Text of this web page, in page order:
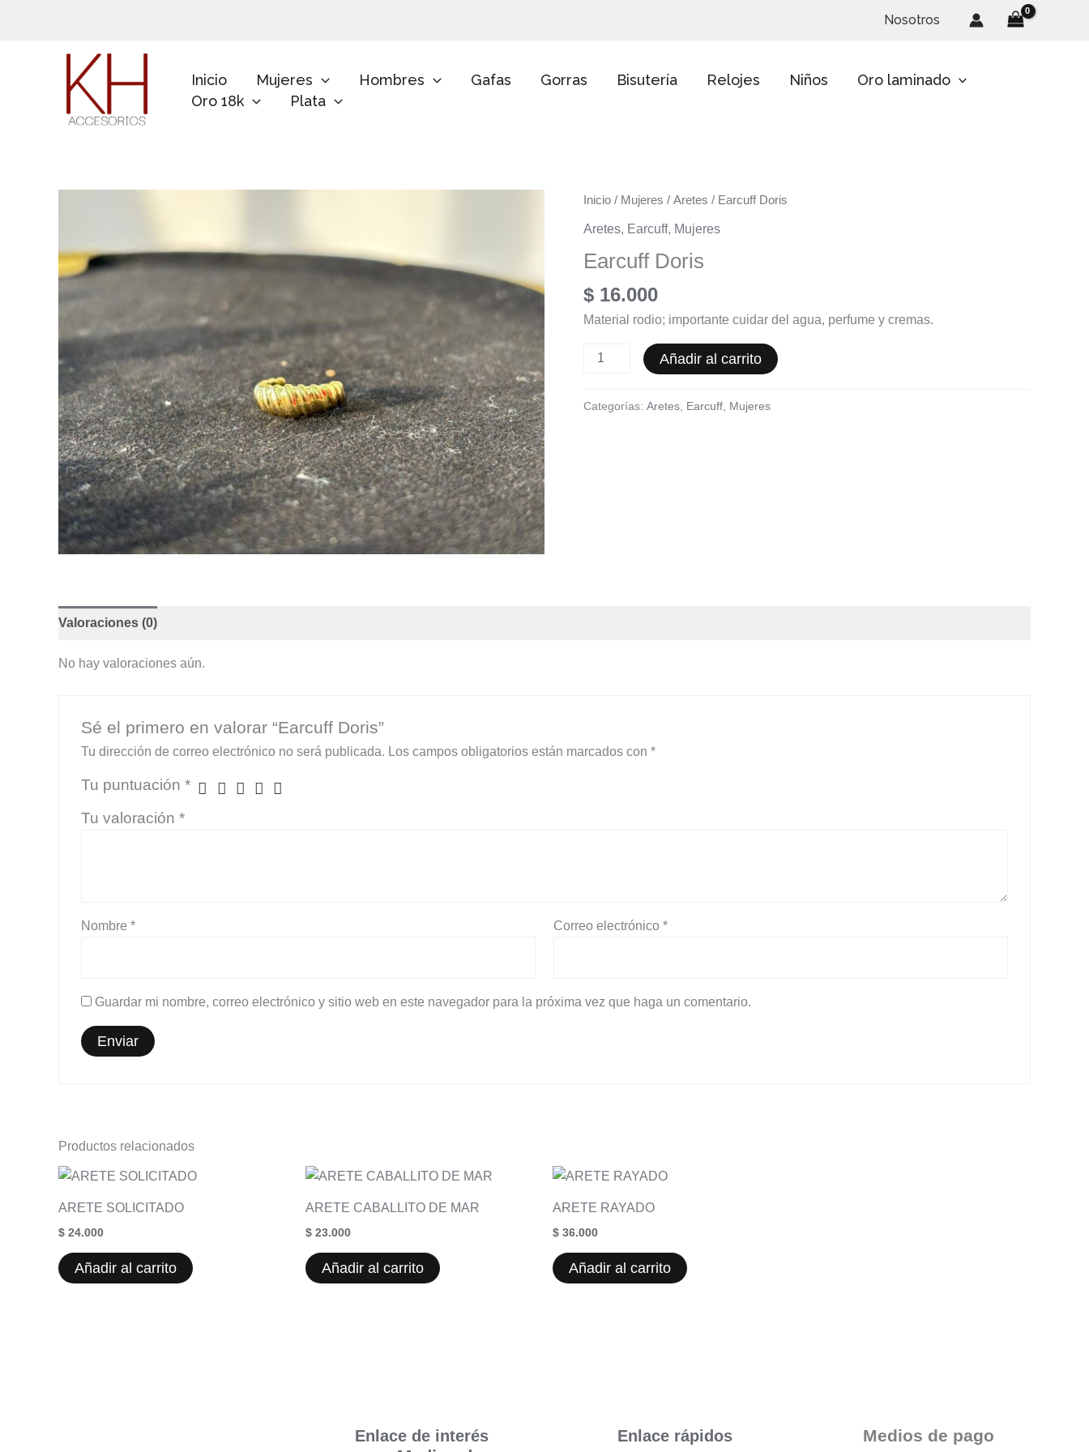
Nosotros
Inicio Mujeres Hombres Gafas Gorras Bisutería Relojes Niños
Oro laminado
Oro 18k
Plata
Inicio / Mujeres / Aretes / Earcuff Doris
Aretes, Earcuff, Mujeres
Earcuff Doris
$ 16.000
Material rodio; importante cuidar del agua, perfume y cremas.
Earcuff
Añadir al carrito
Categorías: Aretes Earcuff Mujeres
Valoraciones (0)
No hay valoraciones aún.
Sé el primero en valorar “Earcuff Doris”
Tu dirección de correo electrónico no será publicada. Los campos obligatorios están marcados con *
Tu puntuación *
Tu valoración *
Nombre * Correo electrónico*
Guardar mi nombre, correo electrónico y sitio web en este navegador para la próxima vez que haga un comentario.
Productos relacionados
ARETE SOLICITADO
$ 24.000
Añadir al carrito
ARETE CABALLITO DE MAR
$ 23.000
Añadir al carrito
ARETE RAYADO
$ 36.000
Añadir al carrito
Enlace de interés Enlace rápidos
u
Medios de pago